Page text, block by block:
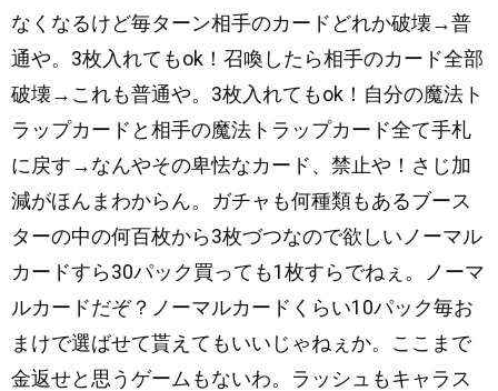
なくなるけど毎ターン相手のカードどれか破壊→普
通や。3枚入れてもok！召喚したら相手のカード全部
破壊→これも普通や。3枚入れてもok！自分の魔法ト
ラップカードと相手の魔法トラップカード全て手札
に戻す→なんやその卑怯なカード、禁止や！さじ加
減がほんまわからん。ガチャも何種類もあるブース
ターの中の何百枚から3枚づつなので欲しいノーマル
カードすら30パック買っても1枚すらでねぇ。ノーマ
ルカードだぞ？ノーマルカードくらい10パック毎お
まけで選ばせて貰えてもいいじゃねぇか。ここまで
金返せと思うゲームもないわ。ラッシュもキャラス